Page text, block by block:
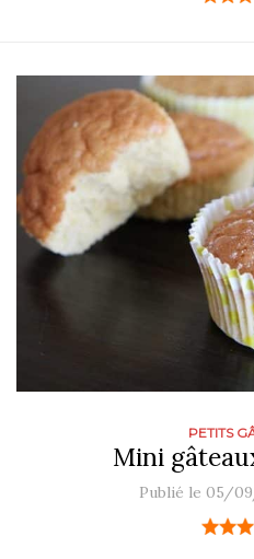
PETITS
Mini
Publié le 05/